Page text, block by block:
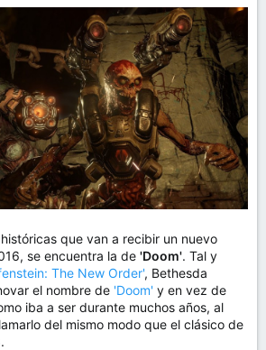
que van a recibir un nuevo
se encuentra la de 'Doom'. Tal y
The New Order', Bethesda
el nombre de 'Doom' y en vez de
iba a ser durante muchos años, al
del mismo modo que el clásico de